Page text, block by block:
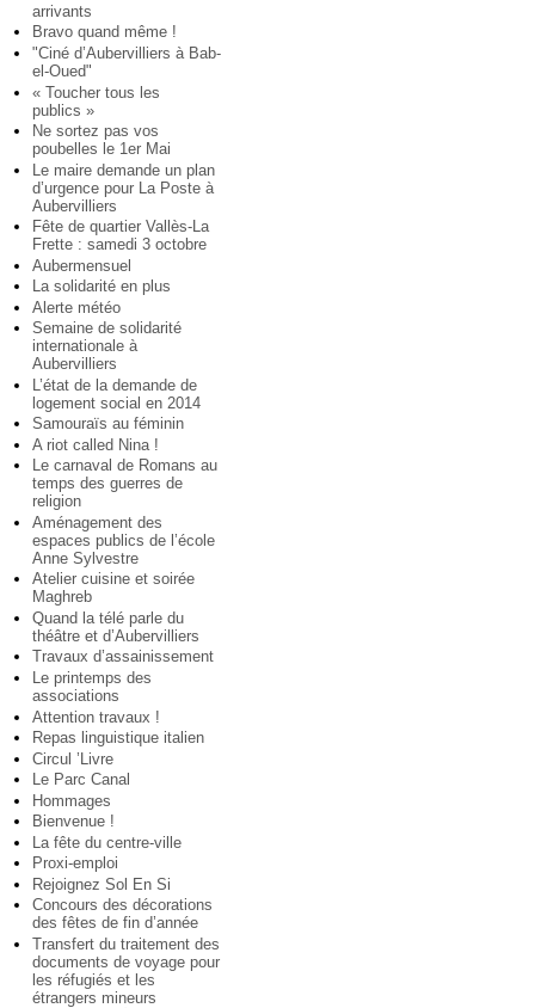
arrivants
Bravo quand même !
"Ciné d’Aubervilliers à Bab-
el-Oued"
« Toucher tous les
publics »
Ne sortez pas vos
poubelles le 1er Mai
Le maire demande un plan
d’urgence pour La Poste à
Aubervilliers
Fête de quartier Vallès-La
Frette : samedi 3 octobre
Aubermensuel
La solidarité en plus
Alerte météo
Semaine de solidarité
internationale à
Aubervilliers
L’état de la demande de
logement social en 2014
Samouraïs au féminin
A riot called Nina !
Le carnaval de Romans au
temps des guerres de
religion
Aménagement des
espaces publics de l’école
Anne Sylvestre
Atelier cuisine et soirée
Maghreb
Quand la télé parle du
théâtre et d’Aubervilliers
Travaux d’assainissement
Le printemps des
associations
Attention travaux !
Repas linguistique italien
Circul ’Livre
Le Parc Canal
Hommages
Bienvenue !
La fête du centre-ville
Proxi-emploi
Rejoignez Sol En Si
Concours des décorations
des fêtes de fin d’année
Transfert du traitement des
documents de voyage pour
les réfugiés et les
étrangers mineurs